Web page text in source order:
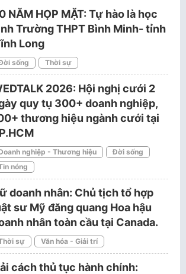
NĂM HỌP MẶT: Tự hào là học
Trường THPT Bình Minh- tỉnh
Long
sống Thời sự
2026: Hội nghị cưới 2
quy tụ 300+ doanh nghiệp,
thương hiệu ngành cưới tại
nghiệp - Thương hiệu
Đời sống
nóng
doanh nhân: Chủ tịch tổ hợp
sư Mỹ đăng quang Hoa hậu
nhân toàn cầu tại Canada.
sự Văn hóa - Giải trí
cách thủ tục hành chính: